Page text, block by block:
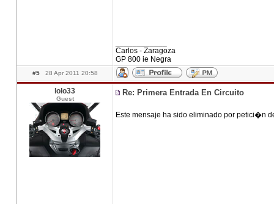
Carlos - Zaragoza
GP 800 ie Negra
#5 28 Apr 2011 20:58
lolo33
Guest
Re: Primera Entrada En Circuito
Este mensaje ha sido eliminado por petici�n